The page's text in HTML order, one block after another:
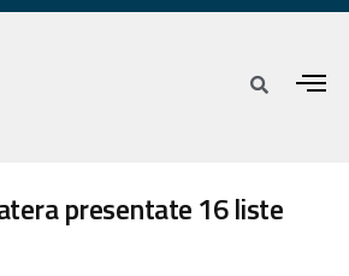
presentate 16 liste